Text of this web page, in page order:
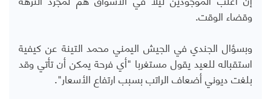
وقضاء الوقت.
وبسؤال الجندي في الجيش اليمني محمد التينة عن كيفية
استقباله للعيد يقول مستغربا "أي فرحة يمكن أن تأتي وقد
بلغت ديوني أضعاف الراتب بسبب ارتفاع الأسعار".